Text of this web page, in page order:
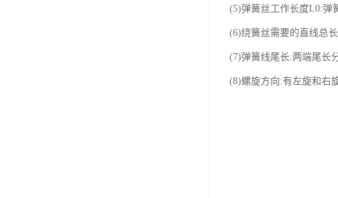
(5)弹簧丝工作长度L0:弹
(6)绕簧丝需要的直线总
(7)弹簧线尾长:两端尾长
(8)螺旋方向:有左旋和右